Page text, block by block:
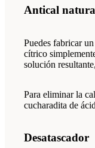
Antical
Puedes fabricar un
cítrico
solución
Para eliminar la
cucharadita de
Desatascador